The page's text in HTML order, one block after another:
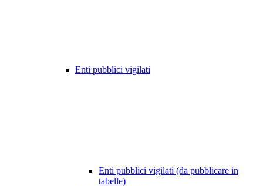
Enti pubblici vigilati
Enti pubblici vigilati (da pubblicare in
tabelle)